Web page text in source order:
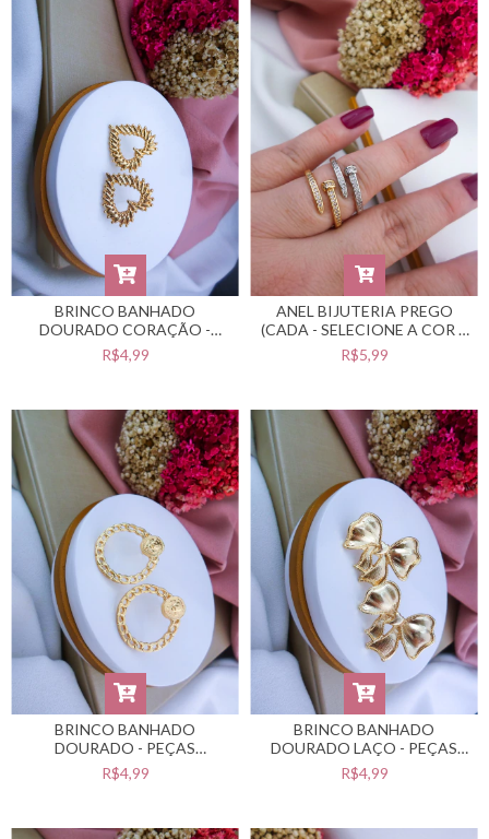
BRINCO BANHADO
DOURADO CORAÇÃO -
PEÇAS BANHADAS NO
VERNIZ CATAFORÉTICO -
R$4,99
ANEL BIJUTERIA PREGO
(CADA - SELECIONE A COR E
A NUMERAÇÃO DESEJADA)
#A0701883
R$5,99
BRINCO BANHADO
DOURADO - PEÇAS
BANHADAS NO VERNIZ
CATAFORÉTICO -
R$4,99
BRINCO BANHADO
DOURADO LAÇO - PEÇAS
BANHADAS NO VERNIZ
CATAFORÉTICO -
R$4,99